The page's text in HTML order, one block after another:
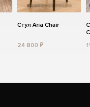
Стул Aria Chair
24 800 ₽